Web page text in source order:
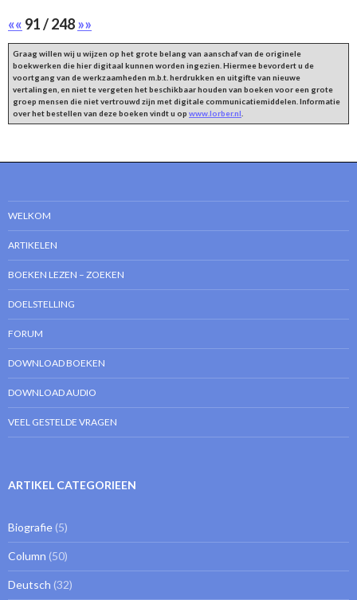
«« 91 / 248»»
Graag willen wij u wijzen op het grote belang van aanschaf van de originele
boekwerken die hier digitaal kunnen worden ingezien. Hiermee bevordert u de
voortgang van de werkzaamheden m.b.t. herdrukken en uitgifte van nieuwe
vertalingen, en niet te vergeten het beschikbaar houden van boeken voor een grote
groep mensen die niet vertrouwd zijn met digitale communicatiemiddelen. Informatie
over het bestellen van deze boeken vindt u op www.lorber.nl
WELKOM
ARTIKELEN
BOEKEN LEZEN – ZOEKEN
DOELSTELLING
FORUM
DOWNLOAD BOEKEN
DOWNLOAD AUDIO
VEEL GESTELDE VRAGEN
ARTIKEL CATEGORIEEN
Biografie (5)
Column (50)
Deutsch (32)